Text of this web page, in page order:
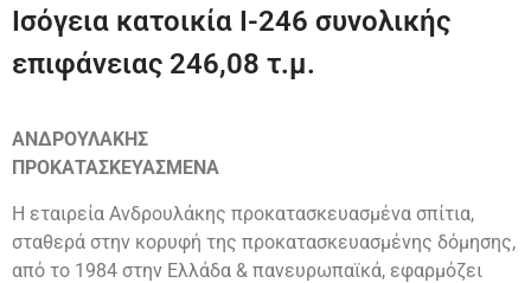
Ισόγεια κατοικία Ι-246 συνολικής
επιφάνειας 246,08 τ.μ.
ΑΝΔΡΟΥΛΑΚΗΣ
ΠΡΟΚΑΤΑΣΚΕΥΑΣΜΕΝΑ
Η εταιρεία Ανδρουλάκης προκατασκευασμένα σπίτια,
σταθερά στην κορυφή της προκατασκευασμένης δόμησης,
από το 1984 στην Ελλάδα & πανευρωπαϊκά, εφαρμόζει